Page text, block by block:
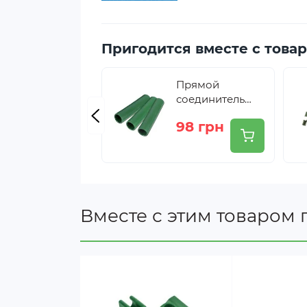
Пригодится вместе с
Прямой
соединитель
опор 11 мм – 10
98 грн
Вместе с этим товаром